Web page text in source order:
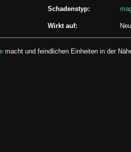
Schadenstyp:
Wirkt auf:
macht und feindlichen Einheiten in der